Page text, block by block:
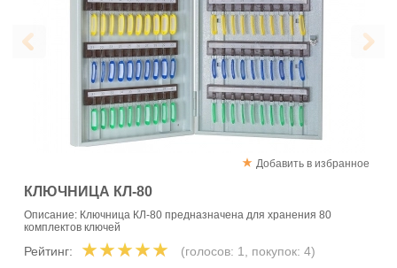
Добавить в избранное
КЛЮЧНИЦА КЛ-80
Описание: Ключница КЛ-80 предназначена для хранения 80
комплектов ключей
Рейтинг: (голосов: 1, покупок: 4)